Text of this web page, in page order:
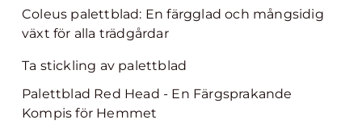
Coleus palettblad: En färgglad och mångsidig
växt för alla trädgårdar
Ta stickling av palettblad
Palettblad Red Head - En Färgsprakande
Kompis för Hemmet